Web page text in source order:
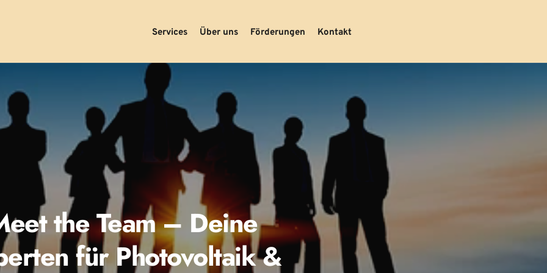
Services Über uns Förderungen Kontakt
the Team – Deine
für Photovoltaik &